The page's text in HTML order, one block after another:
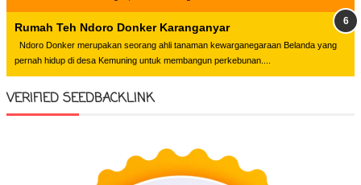
Rumah Teh Ndoro Donker Karanganyar
Ndoro Donker merupakan seorang ahli tanaman kewarganegaraan Belanda yang
pernah hidup di desa Kemuning untuk membangun perkebunan....
VERIFIED SEEDBACKLINK